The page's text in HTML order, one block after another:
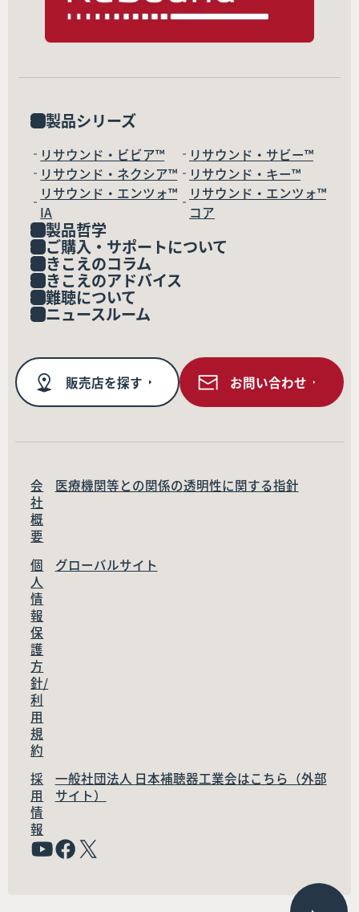
製品シリーズ
リサウンド・ビビア™
リサウンド・サビー™
リサウンド・ネクシア™
リサウンド・キー™
リサウンド・エンツォ™
IA
リサウンド・エンツォ™
コア
製品哲学
ご購入・サポートについて
きこえのコラム
きこえのアドバイス
難聴について
ニュースルーム
販売店を探す お問い合わせ
会
社
概
要
医療機関等との関係の透明性に関する指針
個
人
情
報
保
護
方
針/
利
用
規
約
グローバルサイト
採
用
情
報
一般社団法人 日本補聴器工業会はこちら（外部
サイト）